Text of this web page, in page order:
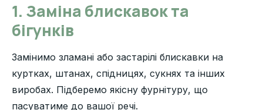
1. Заміна блискавок та
бігунків
Замінимо зламані або застарілі блискавки на
куртках, штанах, спідницях, сукнях та інших
виробах. Підберемо якісну фурнітуру, що
пасуватиме до вашої речі.